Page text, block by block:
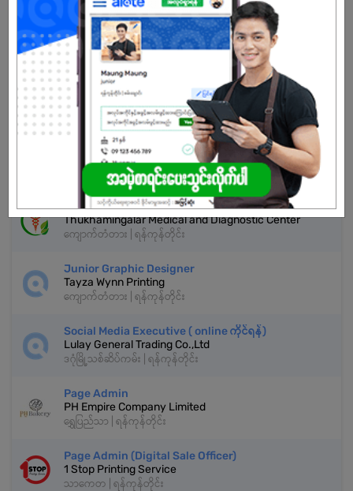
အကောင့်မရှိသေးဘူးလား?
မှတ်ပုံတင်မယ်
နောက်ထပ်အလားတူအလုပ်များ
Page Admin Staff
Thurawinzaw Co.,Ltd
ကျောက်တံတား | ရန်ကုန်တိုင်း
Marketing Assistant
Thukhamingalar Medical and Diagnostic Center
ကျောက်တံတား | ရန်ကုန်တိုင်း
Junior Graphic Designer
Tayza Wynn Printing
ကျောက်တံတား | ရန်ကုန်တိုင်း
Social Media Executive ( online ကိုင်ရန်)
Lulay General Trading Co.,Ltd
ဒဂုံမြို့သစ်ဆိပ်ကမ်း | ရန်ကုန်တိုင်း
Page Admin
PH Empire Company Limited
ရွှေပြည်သာ | ရန်ကုန်တိုင်း
Page Admin (Digital Sale Officer)
1 Stop Printing Service
သာကေတ | ရန်ကုန်တိုင်း